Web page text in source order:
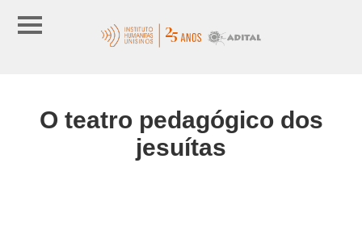
O teatro pedagógico dos
jesuítas